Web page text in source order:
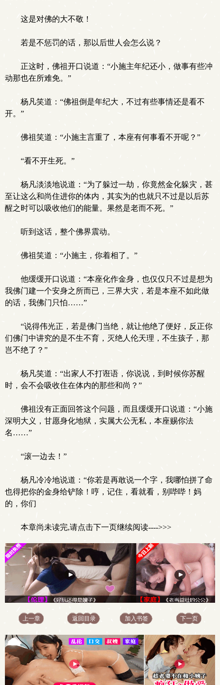
这是对佛的大不敬！
若是不惩罚的话，那以后世人会怎么说？
正这时，佛祖开口说道：“小施主年纪还小，做事有些冲
动那也在所难免。”
杨凡笑道：“佛祖倒是年纪大，不过有些事情还是看不
开。”
佛祖笑道：“小施主言重了，本座有何事看不开呢？”
“看不开生死。”
杨凡淡淡地说道：“为了躲过一劫，你竟然金化躲灾，甚
至让这么和尚住进你的体内，其实为的也就只不过是以后苏
醒之时可以吸收他们的能量。果然是老而不死。”
听到这话，整个佛界震动。
佛祖笑道：“小施主，你着相了。”
他缓缓开口说道：“本座化作金身，也仅仅只不过是想为
我佛门建一个安身之所而已，三界大灾，若是本座不如此做
的话，我佛门只怕……”
“说得伟光正，若是佛门当绝，就让他绝了便好，反正你
们佛门中讲究的是不生不育，灭绝人伦天理，不生孩子，那
岂不绝了？”
杨凡笑道：“出家人不打诳语，你说说，到时候你苏醒
时，会不会吸收住在体内的那些和尚？”
佛祖没有正面回答这个问题，而且缓缓开口说道：“小施
深明大义，甘愿身化地狱，实属大公无私，本座赐你法
名……”
“滚一边去！”
杨凡冷冷地说道：“你若是再敢说一个字，我哪怕拼了命
也得把你的金身给铲除！哼，记住，看就看，别哔哔！妈
的，你们
本章尚未读完,请点击下一页继续阅读---->>>
上一章 返回目录 加入书签 下一页